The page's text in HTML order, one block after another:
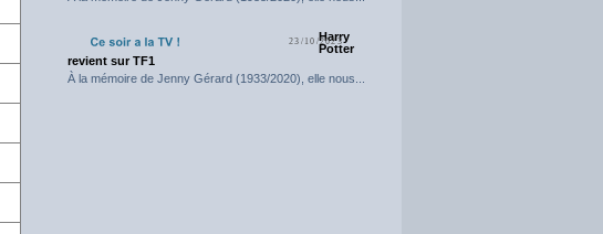
23/10/2023
Harry
Potter
revient sur TF1
À la mémoire de Jenny Gérard (1933/2020), elle nous...